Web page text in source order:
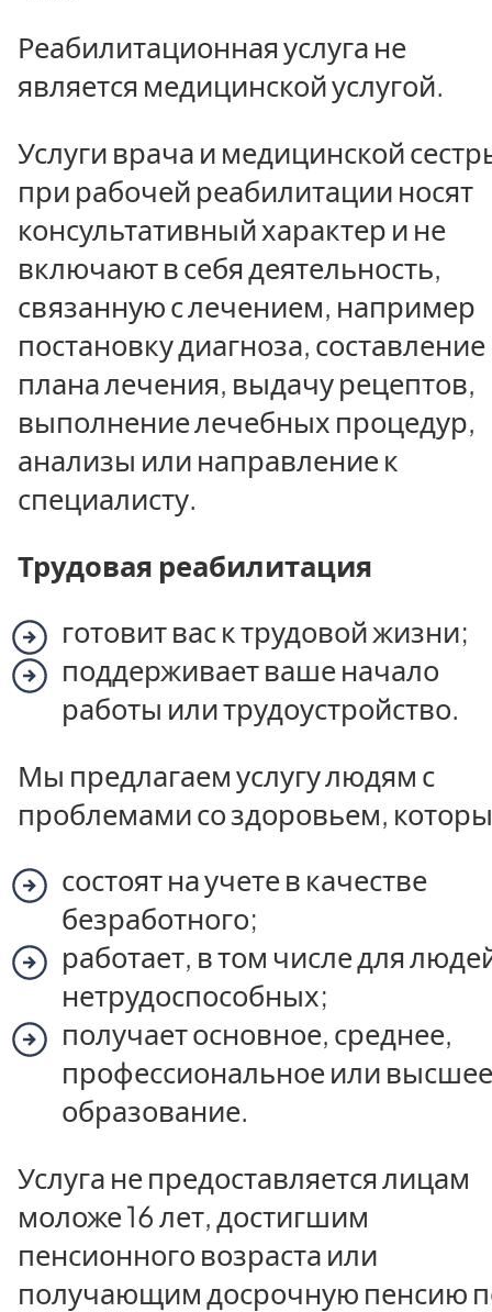
Реабилитационная услуга не
является медицинской услугой.
Услуги врача и медицинской
при рабочей реабилитации носят
консультативный характер и не
включают в себя деятельность,
связанную с лечением, например
постановку диагноза, составление
плана лечения, выдачу рецептов,
выполнение лечебных процедур,
анализы или направление к
специалисту.
Трудовая реабилитация
готовит вас к трудовой жизни;
поддерживает ваше начало
работы или трудоустройство.
Мы предлагаем услугу людям с
проблемами со здоровьем,
состоят на учете в качестве
безработного;
работает, в том числе для
нетрудоспособных;
получает основное, среднее,
профессиональное или высшее
образование.
Услуга не предоставляется лицам
моложе 16 лет, достигшим
пенсионного возраста или
получающим досрочную пенсию